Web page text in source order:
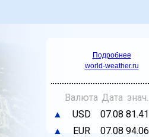
Подробнее
world-weather.ru
Валюта Дата знач.
▲
USD 07.08 81.41
▲
EUR 07.08 94.06